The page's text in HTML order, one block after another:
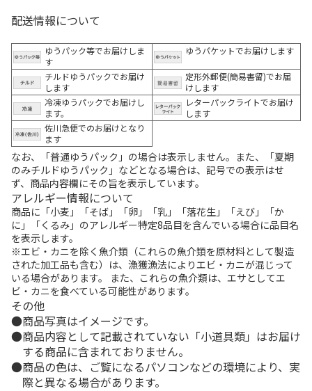
配送情報について
ゆうパック等でお届けしま
す
ゆうパケットでお届けします
チルドゆうパックでお届け
します
定形外郵便(簡易書留)でお届
けします
冷凍ゆうパックでお届けし
ます。
レターパックライトでお届け
します
佐川急便でのお届けとなり
ます
なお、「普通ゆうパック」の場合は表示しません。また、「夏期
のみチルドゆうパック」などとなる場合は、記号での表示はせ
ず、商品内容欄にその旨を表示しています。
アレルギー情報について
商品に「小麦」「そば」「卵」「乳」「落花生」「えび」「か
に」「くるみ」のアレルギー特定8品目を含んでいる場合に品目名
を表示します。
※エビ・カニを除く魚介類（これらの魚介類を原材料として製造
された加工品も含む）は、漁獲漁法によりエビ・カニが混じって
いる場合があります。 また、これらの魚介類は、エサとしてエ
ビ・カニを食べている可能性があります。
その他
商品写真はイメージです。
商品内容として記載されていない「小道具類」はお届け
する商品に含まれておりません。
商品の色は、ご覧になるパソコンなどの環境により、実
際と異なる場合があります。